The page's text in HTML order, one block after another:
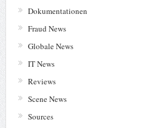
Dokumentationen
Fraud News
Globale News
IT News
Reviews
Scene News
Sources